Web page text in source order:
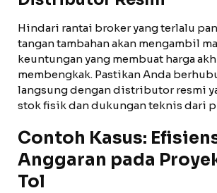
Hindari rantai broker yang terlalu
tangan tambahan akan mengambil
keuntungan yang membuat harga
membengkak. Pastikan Anda
langsung dengan distributor resmi
stok fisik dan dukungan teknis dari
Contoh Kasus:
Anggaran pada
Tol